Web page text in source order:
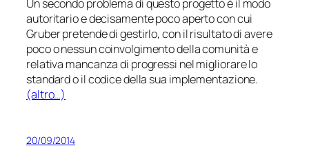
Un secondo problema di questo progetto è il modo
autoritario e decisamente poco aperto con cui
Gruber pretende di gestirlo, con il risultato di avere
poco o nessun coinvolgimento della comunità e
relativa mancanza di progressi nel migliorare lo
standard o il codice della sua implementazione.
(altro…)
20/09/2014